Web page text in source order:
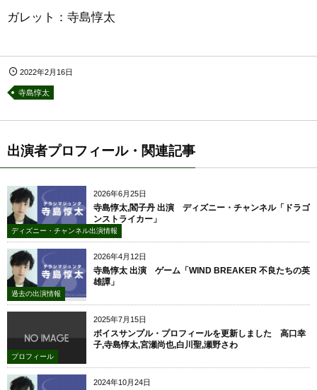
ガレット：寺島惇太
2022年2月16日
寺島惇太
出演者プロフィール・関連記事
2026年6月25日
ディズニー・チャンネル出演情報
寺島惇太,閻子丹 出演 ディズニー・チャンネル「ドラゴ
ンストライカー」
2026年4月12日
過去の出演情報
寺島惇太 出演 ゲーム「WIND BREAKER 不良たちの英
雄譚」
2025年7月15日
プロフィール
ボイスサンプル・プロフィールを更新しました 高口幸
子,寺島惇太,宮瀬尚也,白川聖,瀬野さわ
2024年10月24日